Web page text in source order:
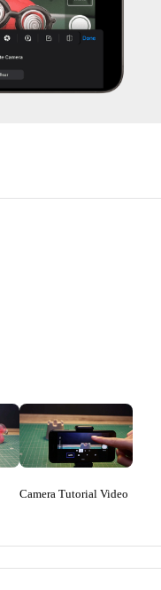
Camera Tutorial Video